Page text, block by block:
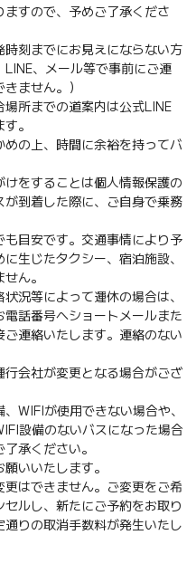
すので、予めご了承くださ
刻までにお見えにならない方
、メール等で事前にご連
ません。）
所までの道案内は公式LINE
。
の上、時間に余裕を持ってバ
をすることは個人情報保護の
到着した際に、ご自身で乗務
目安です。交通事情により予
生じたタクシー、宿泊施設、
ん。
況等によって運休の場合は、
話番号へショートメールまた
連絡いたします。連絡のない
会社が変更となる場合がござ
WIFIが使用できない場合や、
設備のないバスになった場合
承ください。
いいたします。
はできません。ご変更をご希
ルし、新たにご予約をお取り
りの取消手数料が発生いたし